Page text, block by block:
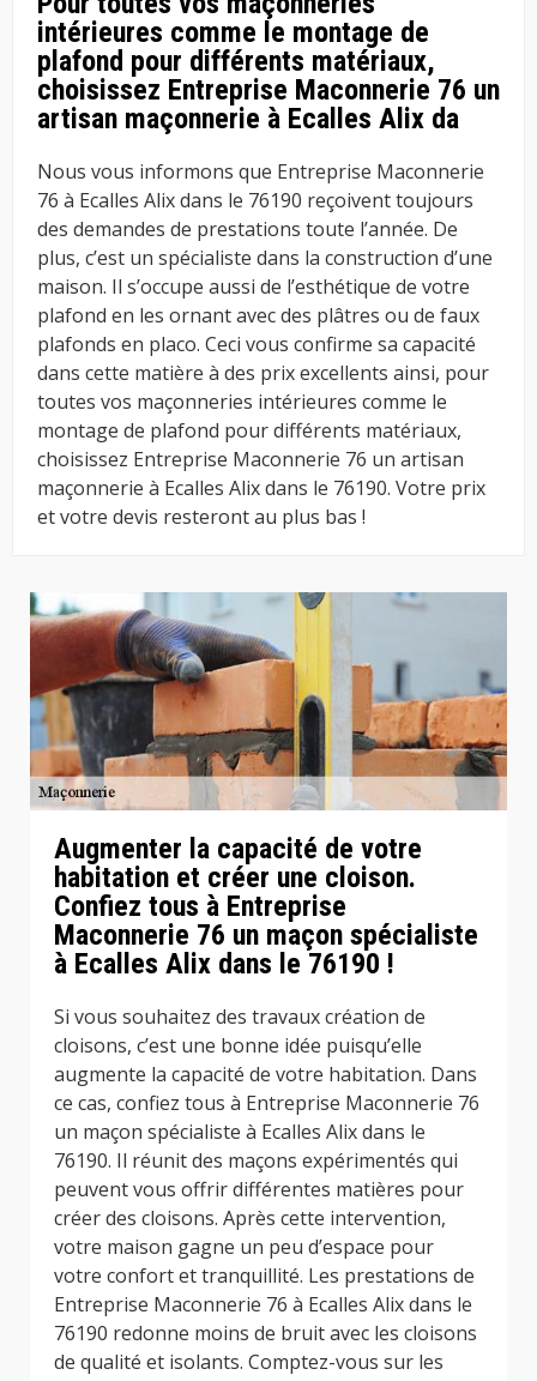
intérieures comme le montage de
plafond pour différents matériaux,
choisissez Entreprise Maconnerie 76 un
artisan maçonnerie à Ecalles Alix da
Nous vous informons que Entreprise Maconnerie
76 à Ecalles Alix dans le 76190 reçoivent toujours
des demandes de prestations toute l’année. De
plus, c’est un spécialiste dans la construction d’une
maison. Il s’occupe aussi de l’esthétique de votre
plafond en les ornant avec des plâtres ou de faux
plafonds en placo. Ceci vous confirme sa capacité
dans cette matière à des prix excellents ainsi, pour
toutes vos maçonneries intérieures comme le
montage de plafond pour différents matériaux,
choisissez Entreprise Maconnerie 76 un artisan
maçonnerie à Ecalles Alix dans le 76190. Votre prix
et votre devis resteront au plus bas !
Augmenter la capacité de votre
habitation et créer une cloison.
Confiez tous à Entreprise
Maconnerie 76 un maçon spécialiste
à Ecalles Alix dans le 76190 !
Si vous souhaitez des travaux création de
cloisons, c’est une bonne idée puisqu’elle
augmente la capacité de votre habitation. Dans
ce cas, confiez tous à Entreprise Maconnerie 76
un maçon spécialiste à Ecalles Alix dans le
76190. Il réunit des maçons expérimentés qui
peuvent vous offrir différentes matières pour
créer des cloisons. Après cette intervention,
votre maison gagne un peu d’espace pour
votre confort et tranquillité. Les prestations de
Entreprise Maconnerie 76 à Ecalles Alix dans le
76190 redonne moins de bruit avec les cloisons
de qualité et isolants. Comptez-vous sur les